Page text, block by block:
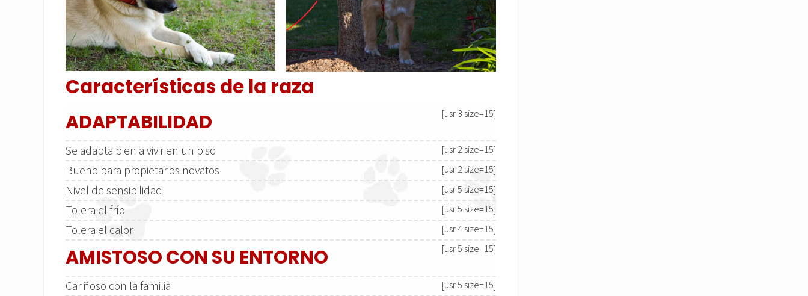
Características de la raza
ADAPTABILIDAD [usr 3 size=15]
Se adapta bien a vivir en un piso [usr 2 size=15]
Bueno para propietarios novatos [usr 2 size=15]
Nivel de sensibilidad [usr 5 size=15]
Tolera el frío [usr 5 size=15]
Tolera el calor [usr 4 size=15]
AMISTOSO CON SU ENTORNO [usr 5 size=15]
Cariñoso con la familia [usr 5 size=15]